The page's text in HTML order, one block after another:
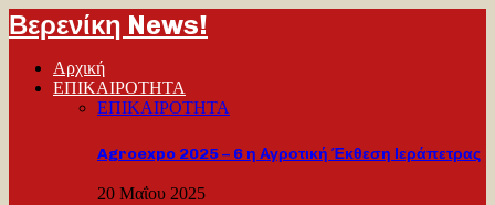
Βερενίκη News!
Αρχική
ΕΠΙΚΑΙΡΟΤΗΤΑ
ΕΠΙΚΑΙΡΟΤΗΤΑ
Agroexpo 2025 – 6 η Αγροτική Έκθεση Ιεράπετρας
20 Μαΐου 2025